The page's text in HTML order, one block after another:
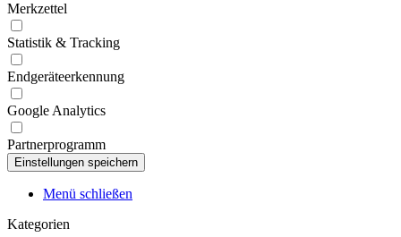
Merkzettel
Statistik & Tracking
Endgeräteerkennung
Google Analytics
Partnerprogramm
Menü schließen
Kategorien